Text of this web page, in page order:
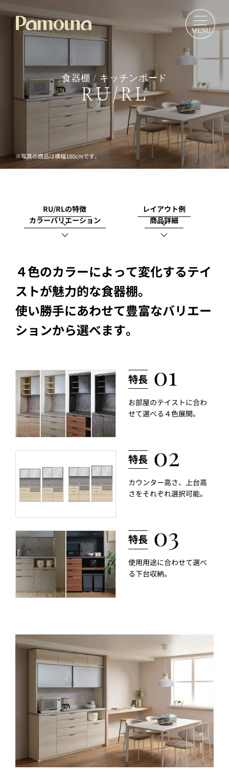
食器棚 / キッチンボード
RU/RL
※写真の商品は横幅180cmです。
RU/RLの特徴
レイアウト例
カラーバリエーション
商品詳細
４色のカラーによって変化するテイ
ストが魅力的な食器棚。
使い勝手にあわせて豊富なバリエー
ションから選べます。
お部屋のテイストに合わ
せて選べる４色展開。
カウンター高さ、上台高
さをそれぞれ選択可能。
使用用途に合わせて選べ
る下台収納。